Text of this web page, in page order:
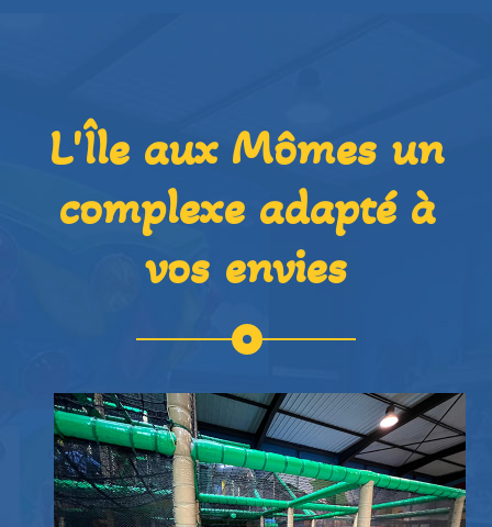
L'Île aux Mômes un
complexe adapté à
vos envies